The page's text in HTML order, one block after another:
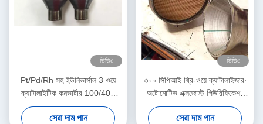
ভিডিও
Pt/Pd/Rh সহ ইউনিভার্সাল 3 ওয়ে
ক্যাটালাইটিক কনভার্টার 100/400
সেল, 2.5 "/3 ইঞ্চি আকার
সেরা দাম পান
ভিডিও
৩০০ সিপিআই থ্রি-ওয়ে ক্যাটালাইজার∙
অটোমোটিভ এক্সজোস্ট পিউরিফিকেশন
সিস্টেম∙ ইউরো ৬ মান পূরণ করে
সেরা দাম পান